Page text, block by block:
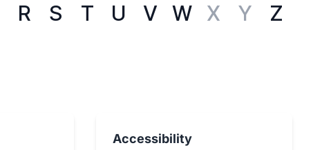
R S T U V W X Y Z
Accessibility